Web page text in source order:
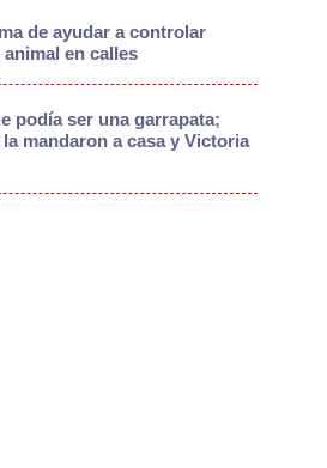
de ayudar a controlar
en calles
podía ser una garrapata;
mandaron a casa y Victoria